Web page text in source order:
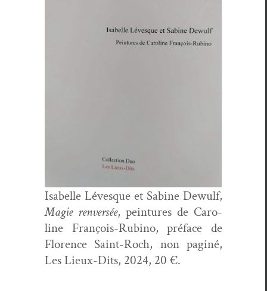
Isabelle Lévesque et Sabine Dewulf,
Magie ren­ver­sée, pein­tures de Car­o­
line François-Rubi­no, pré­face de
Flo­rence Saint-Roch, non pag­iné,
Les Lieux-Dits, 2024, 20 €.